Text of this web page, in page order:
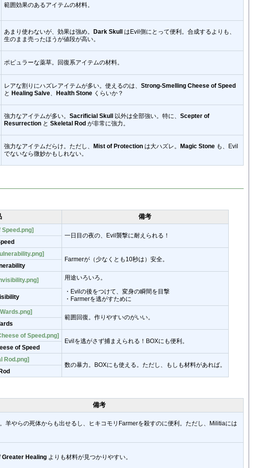
範囲効果のあるアイテムの材料。
あまり使わないが、効果は強め。 Dark SkullはEvil側にとって便利。合成するよりも、
生のまま売ったほうが値段が高い。
ポピュラーな薬草。回復系アイテムの材料。
レアな割りにハズレアイテムが多い。使えるのは、 Strong-Smelling Cheese of Speed
と Healing Salve、 Health Stoneくらいか？
強力なアイテムが多い。 Sacrificial Skull以外は全部強い。特に、 Scepter of
Resurrectionと Skeletal Rodが非常に強力。
強力なアイテムだらけ。ただし、 Mist of Protectionは大ハズレ。 Magic Stoneも、Evil
でないなら微妙かもしれない。
備考
Speed.png]
一日目の夜の、Evil襲撃に耐えられる！
Farmerが（少なくとも10秒は）安全。
用途いろいろ。
・Evilの後をつけて、変身の瞬間を目撃
・Farmerを逃がすために
範囲回復。作りやすいのがいい。
of Speed.png]
Evilを逃がさず捕まえられる！BOXにも便利。
of Speed
Rod.png]
数の暴力。BOXにも使える。ただし、もしも材料があれば。
備考
羊やらの死体からも出せるし、ヒキコモリFarmerを殺すのに便利。ただし、Militiaには
Greater Healingよりも材料が見つかりやすい。